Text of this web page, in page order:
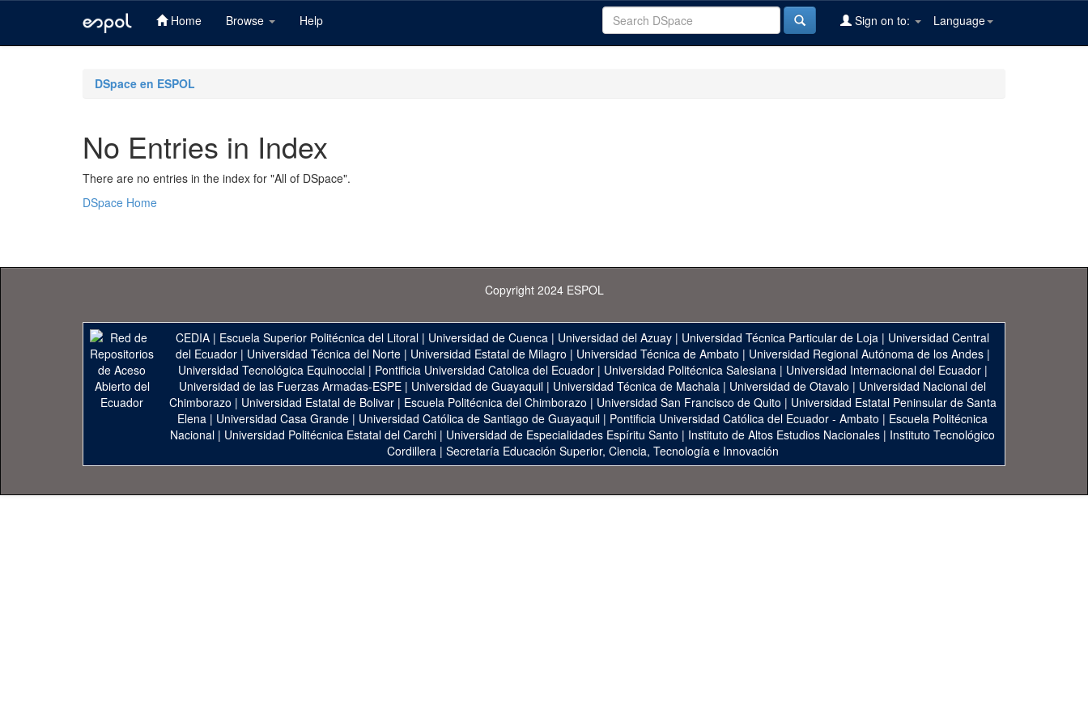
Home Browse Help Language
Sign on to:
DSpace en ESPOL
No Entries in Index
There are no entries in the index for "All of DSpace".
DSpace Home
Copyright 2024 ESPOL
CEDIA | Escuela Superior Politécnica del Litoral | Universidad de Cuenca | Universidad del Azuay | Universidad Técnica Particular de Loja | Universidad Central
del Ecuador| Universidad Técnica del Norte| Universidad Estatal de Milagro | Universidad Técnica de Ambato | Universidad Regional Autónoma de los Andes|
Universidad Tecnológica Equinoccial| Pontificia Universidad Catolica del Ecuador| Universidad Politécnica Salesiana| Universidad Internacional del Ecuador|
Universidad de las Fuerzas Armadas-ESPE | Universidad de Guayaquil | Universidad Técnica de Machala | Universidad de Otavalo | Universidad Nacional del
Chimborazo | Universidad Estatal de Bolivar| Escuela Politécnica del Chimborazo | Universidad San Francisco de Quito | Universidad Estatal Peninsular de Santa
Elena | Universidad Casa Grande | Universidad Católica de Santiago de Guayaquil | Pontificia Universidad Católica del Ecuador - Ambato | Escuela Politécnica
Nacional | Universidad Politécnica Estatal del Carchi | Universidad de Especialidades Espíritu Santo | Instituto de Altos Estudios Nacionales | Instituto Tecnológico
Cordillera| Secretaría Educación Superior, Ciencia, Tecnología e Innovación